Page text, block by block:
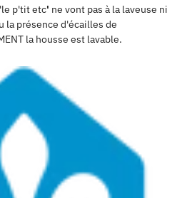
p'tit etc' ne vont pas à la laveuse ni
la présence d'écailles de
la housse est lavable.